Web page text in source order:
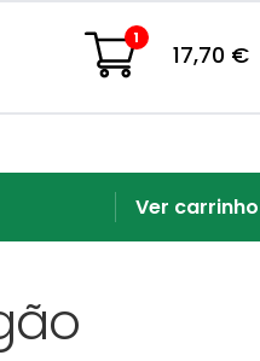
1
17,70 €
Ver carrinho